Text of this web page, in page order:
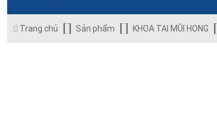
Trang chủ Sản phẩm KHOA TAI MŨI HỌNG